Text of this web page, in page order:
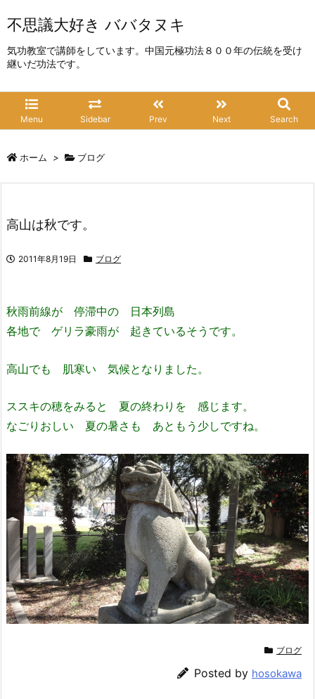
不思議大好き ババタヌキ
気功教室で講師をしています。中国元極功法８００年の伝統を受け
継いだ功法です。
Menu Sidebar Prev Next Search
ホーム > ブログ
高山は秋です。
2011年8月19日 ブログ
秋雨前線が 停滞中の 日本列島
各地で ゲリラ豪雨が 起きているそうです。
高山でも 肌寒い 気候となりました。
ススキの穂をみると 夏の終わりを 感じます。
なごりおしい 夏の暑さも あともう少しですね。
ブログ
Posted by hosokawa